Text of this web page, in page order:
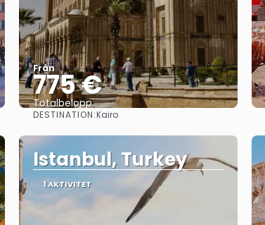
Från
775 €
Totalbelopp
DESTINATION:Kairo
Istanbul, Turkey
1 AKTIVITET